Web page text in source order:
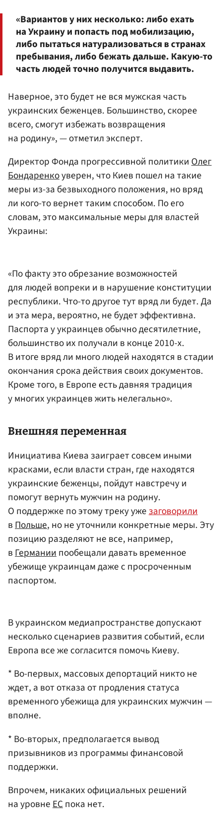
«Вариантов у них несколько: либо ехать
на Украину и попасть под мобилизацию,
либо пытаться натурализоваться в странах
пребывания, либо бежать дальше. Какую-то
часть людей точно получится выдавить.
Наверное, это будет не вся мужская часть
украинских беженцев. Большинство, скорее
всего, смогут избежать возвращения
на родину», — отметил эксперт.
Директор Фонда прогрессивной политикиОлег
Бондаренкоуверен, что Киев пошел на такие
меры из-за безвыходного положения, но вряд
ли кого-то вернет таким способом. По его
словам, это максимальные меры для властей
Украины:
«По факту это обрезание возможностей
для людей вопреки и в нарушение конституции
республики. Что-то другое тут вряд ли будет. Да
и эта мера, вероятно, не будет эффективна.
Паспорта у украинцев обычно десятилетние,
большинство их получали в конце 2010-х.
В итоге вряд ли много людей находятся в стадии
окончания срока действия своих документов.
Кроме того, в Европе есть давняя традиция
у многих украинцев жить нелегально».
Внешняя переменная
Инициатива Киева заиграет совсем иными
красками, если власти стран, где находятся
украинские беженцы, пойдут навстречу и
помогут вернуть мужчин на родину.
О поддержке по этому треку ужезаговорили
вПольше, но не уточнили конкретные меры. Эту
позицию разделяют не все, например,
вГерманиипообещали давать временное
убежище украинцам даже с просроченным
паспортом.
В украинском медиапространстве допускают
несколько сценариев развития событий, если
Европа все же согласится помочь Киеву.
* Во-первых, массовых депортаций никто не
ждет, а вот отказа от продления статуса
временного убежища для украинских мужчин —
вполне.
* Во-вторых, предполагается вывод
призывников из программы финансовой
поддержки.
Впрочем, никаких официальных решений
на уровнеЕСпока нет.